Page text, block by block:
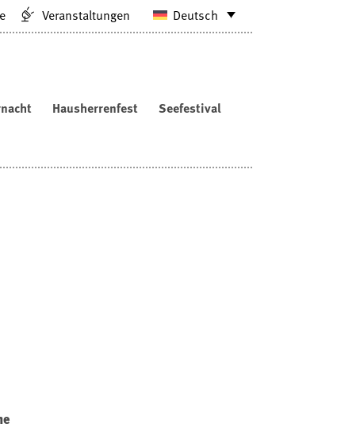
Deutsch
Veranstaltungen
Hausherrenfest Seefestival